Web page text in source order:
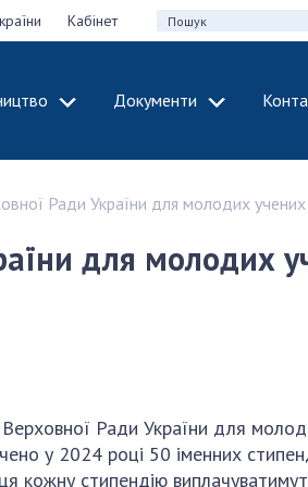
Кабінет
Документи
НАН України
установах
Членство в
Ради України для молодих
для молодих
Ради України для
у 2024 році 50 іменних
кожну стипендію